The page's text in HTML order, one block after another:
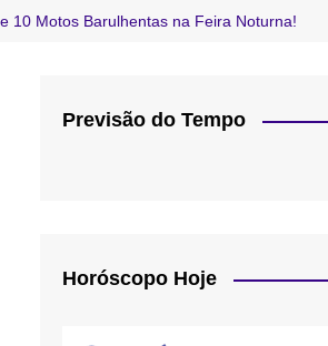
10 Motos Barulhentas na Feira Noturna!
Previsão do Tempo
Horóscopo Hoje